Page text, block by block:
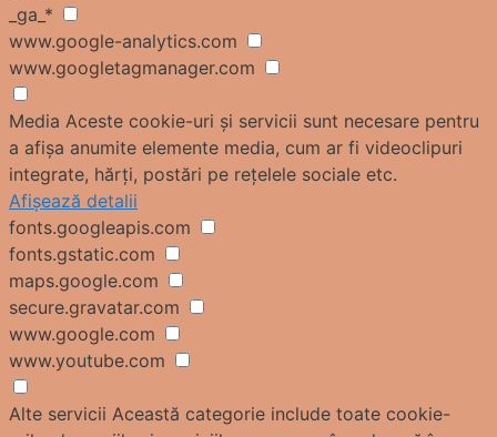
_ga_*
www.google-analytics.com
www.googletagmanager.com
Media Aceste cookie-uri și servicii sunt necesare pentru
a afișa anumite elemente media, cum ar fi videoclipuri
integrate, hărți, postări pe rețelele sociale etc.
Afișează detalii
fonts.googleapis.com
fonts.gstatic.com
maps.google.com
secure.gravatar.com
www.google.com
www.youtube.com
Alte servicii Această categorie include toate cookie-